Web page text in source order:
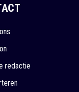
redactie